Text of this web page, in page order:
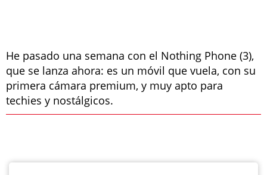
He pasado una semana con el Nothing Phone (3),
que se lanza ahora: es un móvil que vuela, con su
primera cámara premium, y muy apto para
techies y nostálgicos.